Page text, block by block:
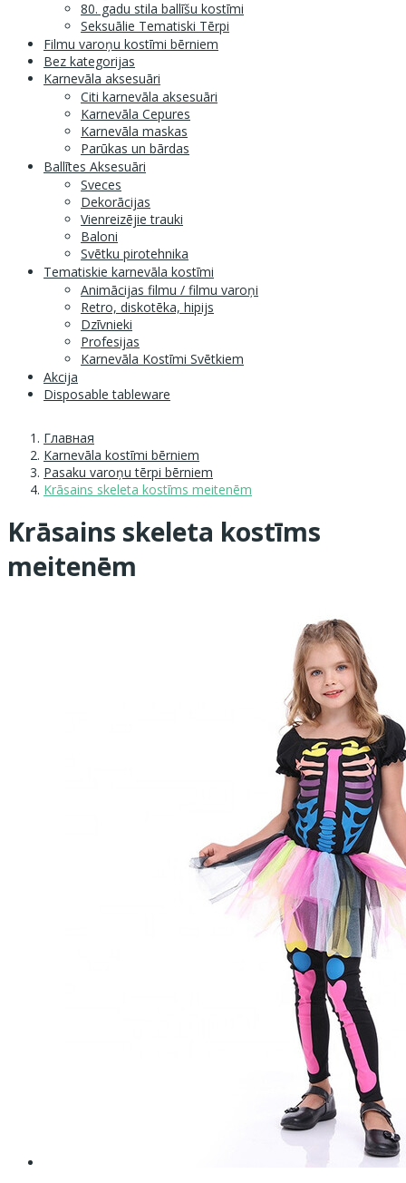
80. gadu stila ballīšu kostīmi
Seksuālie Tematiski Tērpi
Filmu varoņu kostīmi bērniem
Bez kategorijas
Karnevāla aksesuāri
Citi karnevāla aksesuāri
Karnevāla Cepures
Karnevāla maskas
Parūkas un bārdas
Ballītes Aksesuāri
Sveces
Dekorācijas
Vienreizējie trauki
Baloni
Svētku pirotehnika
Tematiskie karnevāla kostīmi
Animācijas filmu / filmu varoņi
Retro, diskotēka, hipijs
Dzīvnieki
Profesijas
Karnevāla Kostīmi Svētkiem
Akcija
Disposable tableware
Главная
Karnevāla kostīmi bērniem
Pasaku varoņu tērpi bērniem
Krāsains skeleta kostīms meitenēm
Krāsains skeleta kostīms
meitenēm